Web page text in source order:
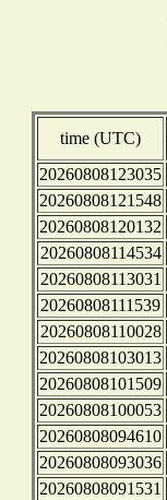
time (UTC)
20260808123035
20260808121548
20260808120132
20260808114534
20260808113031
20260808111539
20260808110028
20260808103013
20260808101509
20260808100053
20260808094610
20260808093036
20260808091531